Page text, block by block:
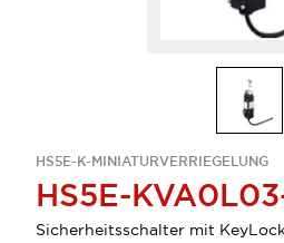
HS5E-K-MINIATURVERRIEGELUNG
HS5E-
Sicherheitsschalter mit